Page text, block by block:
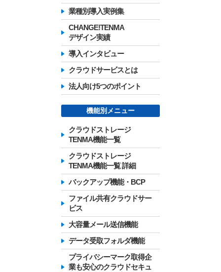
業種別導入実例集
CHANGE!TENMA
デザイン実績
導入インタビュー
クラウドサービスとは
法人向け5つのポイント
機能別メニュー
クラウドストレージ
TENMA機能一覧
クラウドストレージ
TENMA機能一覧 詳細
バックアップ機能・BCP
ファイル共有クラウドサー
ビス
大容量メール送信機能
データ受取フォルダ機能
プライバシーマーク取得企
業も安心のクラウドセキュ